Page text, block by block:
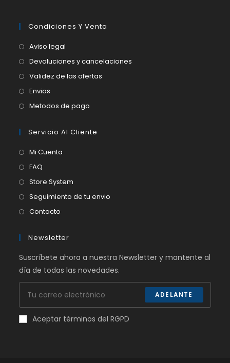
Condiciones Y Venta
Aviso legal
Devoluciones y cancelaciones
Validez de las ofertas
Envios
Metodos de pago
Servicio Al Cliente
Mi Cuenta
FAQ
Store System
Seguimiento de tu envio
Contacto
Newsletter
Suscríbete ahora a nuestra Newsletter y mantente al
día de todas las novedades.
ADELANTE
Aceptar términos del RGPD